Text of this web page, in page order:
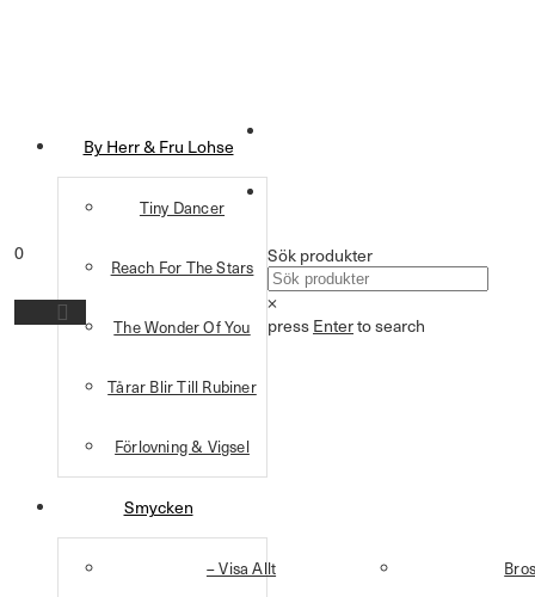
By Herr & Fru Lohse
Tiny Dancer
Reach For The Stars
The Wonder Of You
Tårar Blir Till Rubiner
Förlovning & Vigsel
Smycken
– Visa Allt
0 Sök produkter
×
press Enterto search